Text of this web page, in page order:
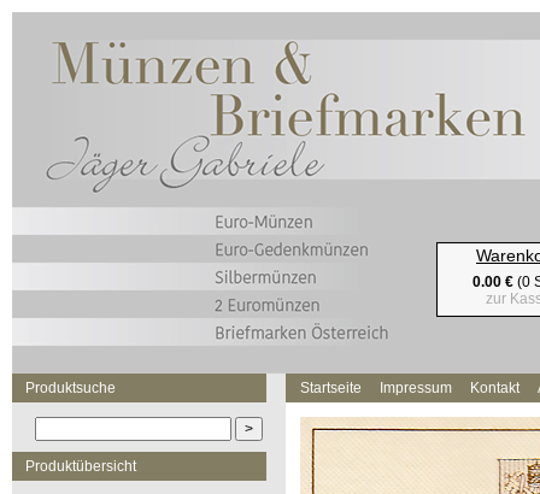
0.00 € (0
zur
Produktsuche
Produktübersicht
Startseite Impressum Kontakt